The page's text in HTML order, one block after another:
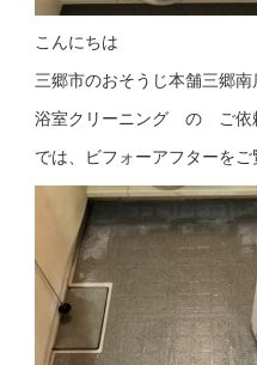
こんにちは
三郷市のおそうじ本舗三郷南
浴室クリーニング の ご依
では、ビフォーアフターを